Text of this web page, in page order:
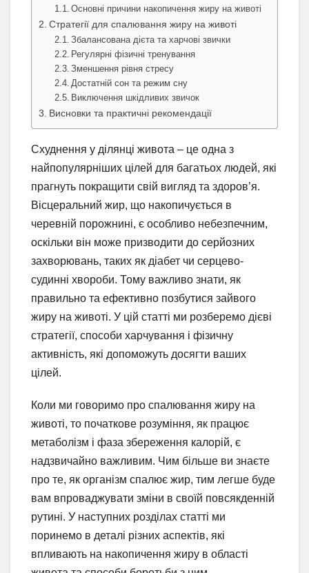
Основні причини накопичення жиру на животі
Стратегії для спалювання жиру на животі
Збалансована дієта та харчові звички
Регулярні фізичні тренування
Зменшення рівня стресу
Достатній сон та режим сну
Виключення шкідливих звичок
Висновки та практичні рекомендації
Схуднення у ділянці живота – це одна з
найпопулярніших цілей для багатьох людей, які
прагнуть покращити свій вигляд та здоров’я.
Вісцеральний жир, що накопичується в
черевній порожнині, є особливо небезпечним,
оскільки він може призводити до серйозних
захворювань, таких як діабет чи серцево-
судинні хвороби. Тому важливо знати, як
правильно та ефективно позбутися зайвого
жиру на животі. У цій статті ми розберемо дієві
стратегії, способи харчування і фізичну
активність, які допоможуть досягти ваших
цілей.
Коли ми говоримо про спалювання жиру на
животі, то початкове розуміння, як працює
метаболізм і фаза збереження калорій, є
надзвичайно важливим. Чим більше ви знаєте
про те, як організм спалює жир, тим легше буде
вам впроваджувати зміни в своїй повсякденній
рутині. У наступних розділах статті ми
поринемо в деталі різних аспектів, які
впливають на накопичення жиру в області